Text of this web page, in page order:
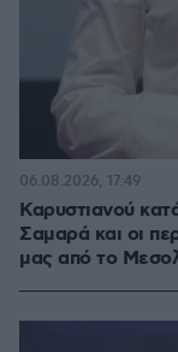
Καρυστιανού
Σαμαρά και οι
μας από το
06.08.2026, 17:49